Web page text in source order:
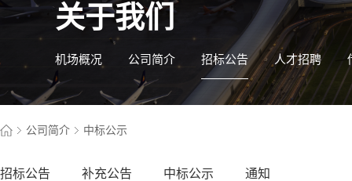
关于我们
机场概况 公司简介 招标公告 人才招聘
公司简介 中标公示
招标公告 补充公告 中标公示 通知